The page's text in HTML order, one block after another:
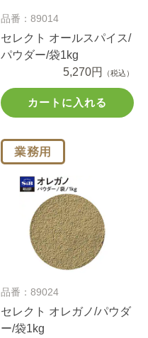
品番：89014
セレクト オールスパイス/
パウダー/袋1kg
5,270円
（税込）
カートに入れる
品番：89024
セレクト オレガノ/パウダ
ー/袋1kg